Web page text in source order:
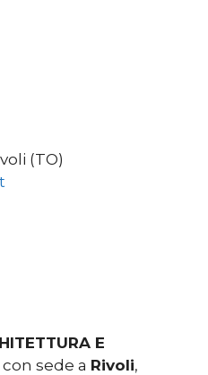
(TO)
E
sede a Rivoli,